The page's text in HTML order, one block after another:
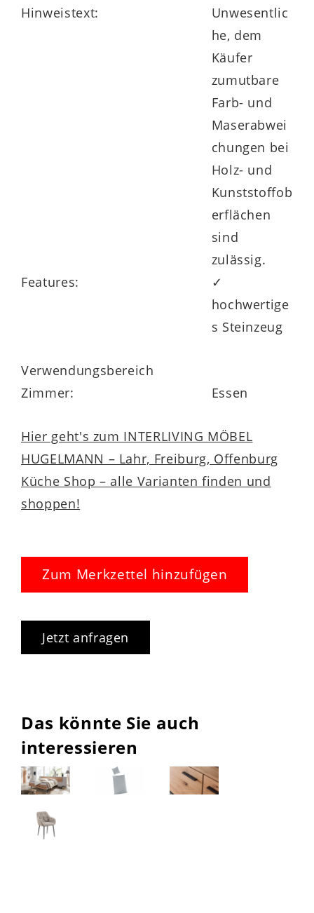
Hinweistext:
Unwesentlic
he, dem
Käufer
zumutbare
Farb- und
Maserabwei
chungen bei
Holz- und
Kunststoffob
erflächen
sind
zulässig.
Features:
✓
hochwertige
s Steinzeug
Verwendungsbereich
Zimmer:
Essen
Hier geht's zum INTERLIVING MÖBEL
HUGELMANN – Lahr, Freiburg, Offenburg
Küche Shop – alle Varianten finden und
shoppen!
Zum Merkzettel hinzufügen
Jetzt anfragen
Das könnte Sie auch
interessieren